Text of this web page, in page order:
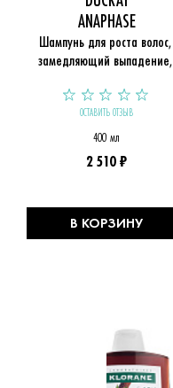
ANAPHASE
Шампунь для роста волос,
замедляющий выпадение,
ОСТАВИТЬ ОТЗЫВ
400 мл
2 510 ₽
В КОРЗИНУ